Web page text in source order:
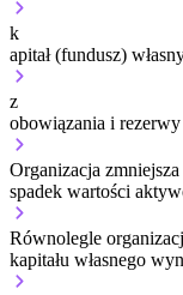
k
apitał (fundusz)
z
obowiązania i
Organizacja zmniejsza
spadek wartości
Równolegle
kapitału własnego